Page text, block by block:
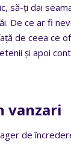
să-ți dai
De ce ar fi
de ceea ce
și apoi
vanzari
de